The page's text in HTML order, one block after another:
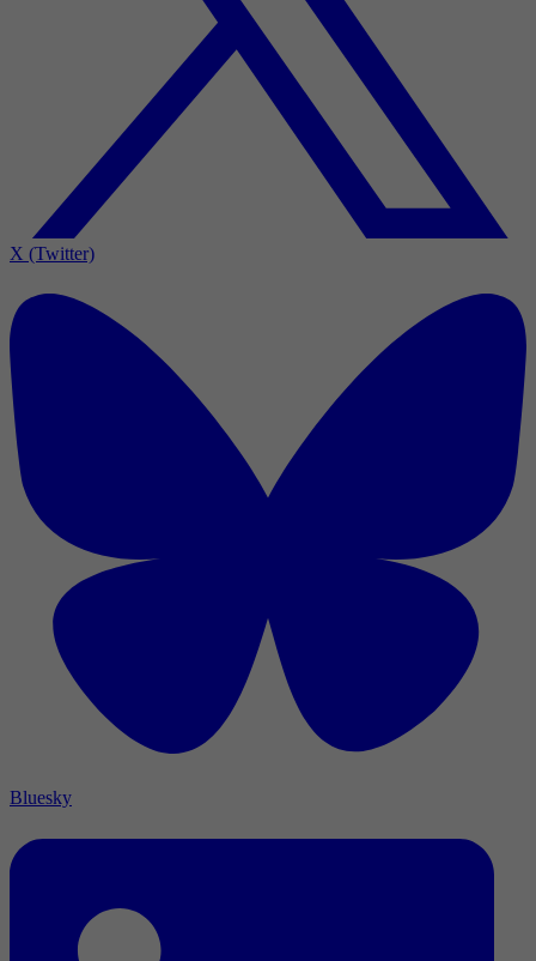
X (Twitter)
Bluesky